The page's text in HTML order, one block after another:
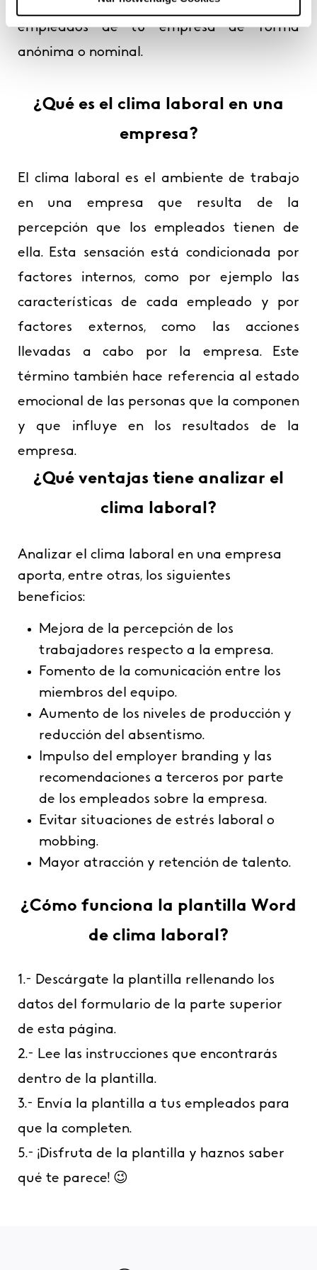
empleados de tu empresa de forma
anónima o nominal.
¿Qué es el clima laboral en una
empresa?
El clima laboral es el ambiente de trabajo
en una empresa que resulta de la
percepción que los empleados tienen de
ella. Esta sensación está condicionada por
factores internos, como por ejemplo las
características de cada empleado y por
factores externos, como las acciones
llevadas a cabo por la empresa. Este
término también hace referencia al estado
emocional de las personas que la componen
y que influye en los resultados de la
empresa.
¿Qué ventajas tiene analizar el
clima laboral?
Analizar el clima laboral en una empresa
aporta, entre otras, los siguientes
beneficios:
Mejora de la percepción de los
trabajadores respecto a la empresa.
Fomento de la comunicación entre los
miembros del equipo.
Aumento de los niveles de producción y
reducción del absentismo.
Impulso del employer branding y las
recomendaciones a terceros por parte
de los empleados sobre la empresa.
Evitar situaciones de estrés laboral o
mobbing.
Mayor atracción y retención de talento.
¿Cómo funciona la plantilla Word
de clima laboral?
1.- Descárgate la plantilla rellenando los
datos del formulario de la parte superior
de esta página.
2.- Lee las instrucciones que encontrarás
dentro de la plantilla.
3.- Envía la plantilla a tus empleados para
que la completen.
5.- ¡Disfruta de la plantilla y haznos saber
qué te parece! 😉